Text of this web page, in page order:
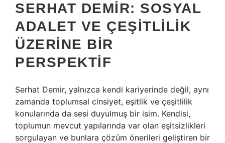
SERHAT DEMIR: SOSYAL
ADALET VE ÇEŞITLILIK
ÜZERINE BIR
PERSPEKTIF
Serhat Demir, yalnızca kendi kariyerinde değil, aynı
zamanda toplumsal cinsiyet, eşitlik ve çeşitlilik
konularında da sesi duyulmuş bir isim. Kendisi,
toplumun mevcut yapılarında var olan eşitsizlikleri
sorgulayan ve bunlara çözüm önerileri geliştiren bir